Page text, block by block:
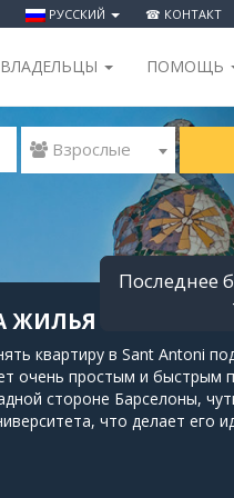
РУССКИЙ ☎ КОНТАКТ
ВЛАДЕЛЬЦЫ ПОМОЩЬ
 Взрослые
ЖИЛЬЯ В
квартиру в Sant Antoni
очень простым и быстрым
стороне Барселоны,
что делает его
в непосредственной
Последнее